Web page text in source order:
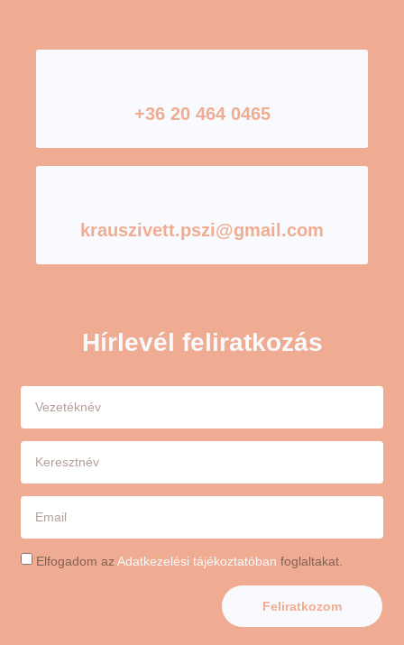
Hírlevél feliratkozás
Elfogadom az Adatkezelési tájékoztatóban foglaltakat.
Feliratkozom
+36 20 464 0465
krauszivett.pszi@gmail.com